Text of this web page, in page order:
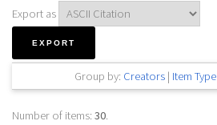
Export as
Group by: Creators | Item Type
Number of items: 30.